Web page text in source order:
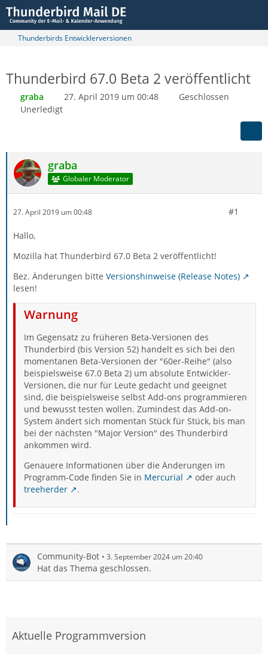
Thunderbirds Entwicklerversionen
Thunderbird 67.0 Beta 2 veröffentlicht
graba 27. April 2019 um 00:48
Geschlossen
Unerledigt
graba
Globaler Moderator
27. April 2019 um 00:48 #1
Hallo,
Mozilla hat Thunderbird 67.0 Beta 2 veröffentlicht!
Bez. Änderungen bitte Versionshinweise (Release Notes)
lesen!
Warnung
Im Gegensatz zu früheren Beta-Versionen des
Thunderbird (bis Version 52) handelt es sich bei den
momentanen Beta-Versionen der "60er-Reihe" (also
beispielsweise 67.0 Beta 2) um absolute Entwickler-
Versionen, die nur für Leute gedacht und geeignet
sind, die beispielsweise selbst Add-ons programmieren
und bewusst testen wollen. Zumindest das Add-on-
System ändert sich momentan Stück für Stück, bis man
bei der nächsten "Major Version" des Thunderbird
ankommen wird.
Genauere Informationen über die Änderungen im
Programm-Code finden Sie in Mercurial
oder auch
treeherder
.
Community-Bot 3. September 2024 um 20:40
Hat das Thema geschlossen.
Aktuelle Programmversion